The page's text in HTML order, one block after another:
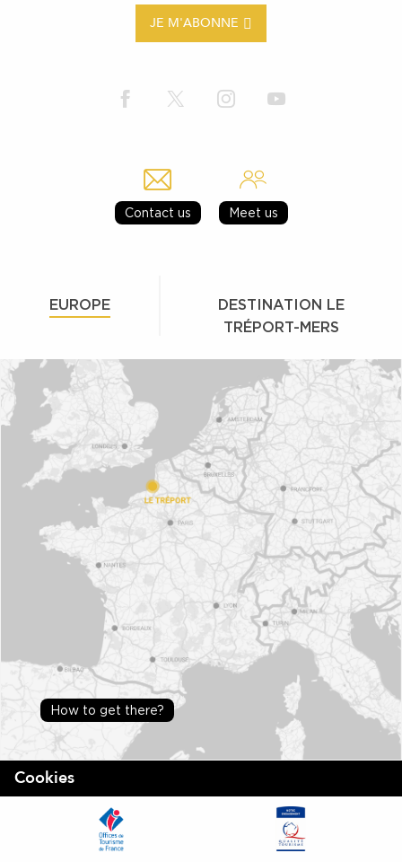
JE M'ABONNE
Contact us Meet us
EUROPE
DESTINATION LE
TRÉPORT-MERS
How to get there?
Cookies